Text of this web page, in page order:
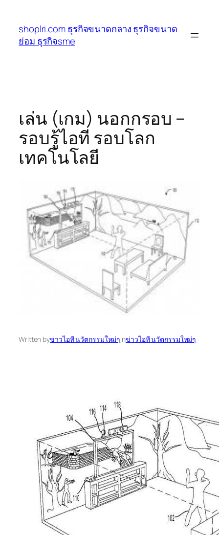
เนื้อหา
shoplri.com ธุรกิจขนาดกลาง ธุรกิจขนาด
ย่อม ธุรกิจsme
เล่น (เกม) นอกกรอบ –
รอบรู้ไอที รอบโลก
เทคโนโลยี
Written byข่าวไอที นวัตกรรมใหม่ๆinข่าวไอที นวัตกรรมใหม่ๆ